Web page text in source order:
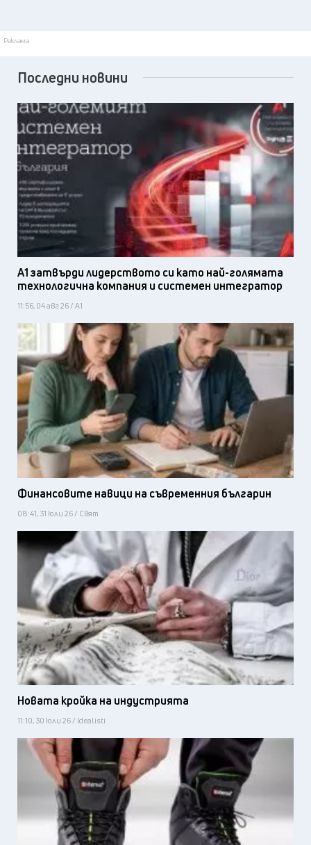
Реклама
Последни новини
А1 затвърди лидерството си като най-голямата
технологична компания и системен интегратор
11:56, 04 авг 26 / А1
Финансовите навици на съвременния българин
08:41, 31 юли 26 / Свят
Новата кройка на индустрията
11:10, 30 юли 26 / Idealisti